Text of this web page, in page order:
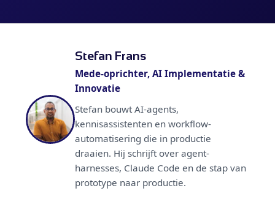
Stefan Frans
Mede-oprichter, AI Implementatie &
Innovatie
Stefan bouwt AI-agents,
kennisassistenten en workflow-
automatisering die in productie
draaien. Hij schrijft over agent-
harnesses, Claude Code en de stap van
prototype naar productie.